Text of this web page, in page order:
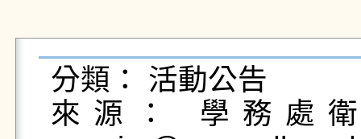
分類： 活動公告
來源： 學務處